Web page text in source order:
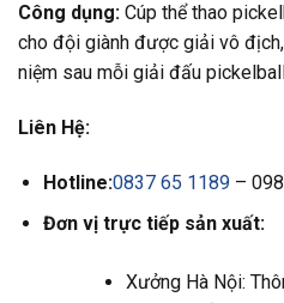
Công dụng: Cúp thể thao
cho đội giành được giải vô
niệm sau mỗi giải đấu
Liên Hệ:
Hotline:0837 65 1189–
Đơn vị trực tiếp sản xuất:
Xưởng Hà Nội: